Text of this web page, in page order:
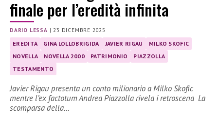
finale per l’eredità infinita
DARIO LESSA |23 DICEMBRE 2025
EREDITÀ GINA LOLLOBRIGIDA JAVIER RIGAU
MILKO SKOFIC
NOVELLA
NOVELLA 2000 PATRIMONIO
PIAZZOLLA
TESTAMENTO
Javier Rigau presenta un conto milionario a Milko Skofic
mentre l’ex factotum Andrea Piazzolla rivela i retroscena La
scomparsa della…